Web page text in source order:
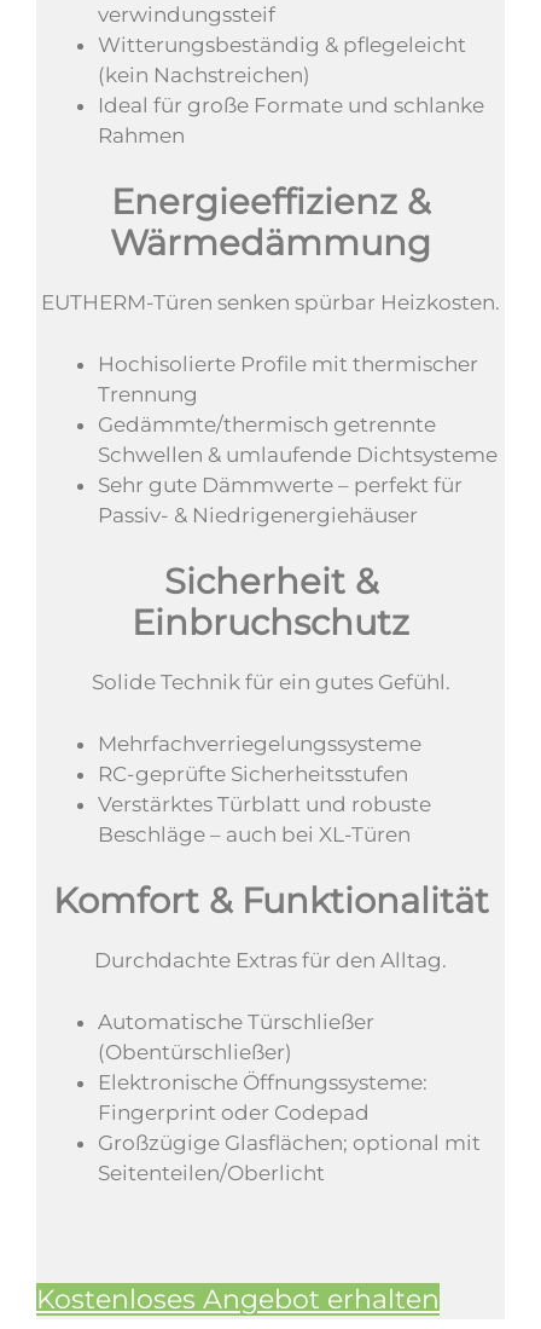
verwindungssteif
Witterungsbeständig & pflegeleicht
(kein Nachstreichen)
Ideal für große Formate und schlanke
Rahmen
Energieeffizienz &
Wärmedämmung
EUTHERM-Türen senken spürbar Heizkosten.
Hochisolierte Profile mit thermischer
Trennung
Gedämmte/thermisch getrennte
Schwellen & umlaufende Dichtsysteme
Sehr gute Dämmwerte – perfekt für
Passiv- & Niedrigenergiehäuser
Sicherheit &
Einbruchschutz
Solide Technik für ein gutes Gefühl.
Mehrfachverriegelungssysteme
RC-geprüfte Sicherheitsstufen
Verstärktes Türblatt und robuste
Beschläge – auch bei XL-Türen
Komfort & Funktionalität
Durchdachte Extras für den Alltag.
Automatische Türschließer
(Obentürschließer)
Elektronische Öffnungssysteme:
Fingerprint oder Codepad
Großzügige Glasflächen; optional mit
Seitenteilen/Oberlicht
Kostenloses Angebot erhalten